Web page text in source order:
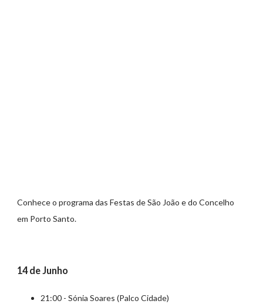
Conhece o programa das Festas de São João e do Concelho
em Porto Santo.
14 de Junho
21:00 - Sónia Soares (Palco Cidade)